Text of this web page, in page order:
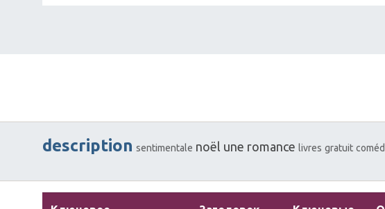
description sentimentale noël une romance livres gratuit